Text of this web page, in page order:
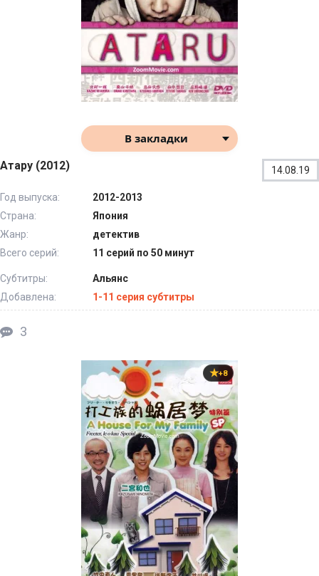
В закладки
Атару (2012) 14.08.19
Год выпуска:
2012-2013
Страна:
Япония
Жанр:
детектив
Всего серий:
11 серий по 50 минут
Субтитры:
Альянс
Добавлена:
1-11 серия субтитры
3
+8